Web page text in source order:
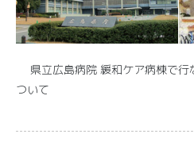
県立広島病院 緩和ケア病棟で行
ついて